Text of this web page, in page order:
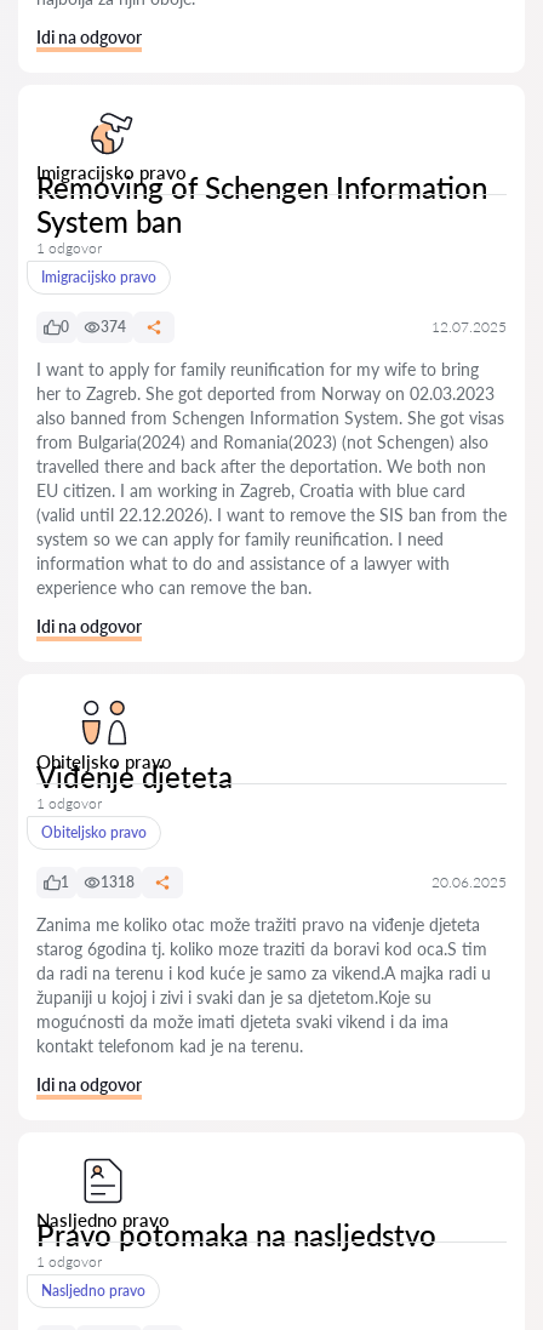
Idi na odgovor
Imigracijsko pravo
Removing of Schengen Information
System ban
1 odgovor
Imigracijsko pravo
0 374 12.07.2025
I want to apply for family reunification for my wife to bring
her to Zagreb. She got deported from Norway on 02.03.2023
also banned from Schengen Information System. She got visas
from Bulgaria(2024) and Romania(2023) (not Schengen) also
travelled there and back after the deportation. We both non
EU citizen. I am working in Zagreb, Croatia with blue card
(valid until 22.12.2026). I want to remove the SIS ban from the
system so we can apply for family reunification. I need
information what to do and assistance of a lawyer with
experience who can remove the ban.
Idi na odgovor
Obiteljsko pravo
Viđenje djeteta
1 odgovor
Obiteljsko pravo
1 1318 20.06.2025
Zanima me koliko otac može tražiti pravo na viđenje djeteta
starog 6godina tj. koliko moze traziti da boravi kod oca.S tim
da radi na terenu i kod kuće je samo za vikend.A majka radi u
županiji u kojoj i zivi i svaki dan je sa djetetom.Koje su
mogućnosti da može imati djeteta svaki vikend i da ima
kontakt telefonom kad je na terenu.
Idi na odgovor
Nasljedno pravo
Pravo potomaka na nasljedstvo
1 odgovor
Nasljedno pravo